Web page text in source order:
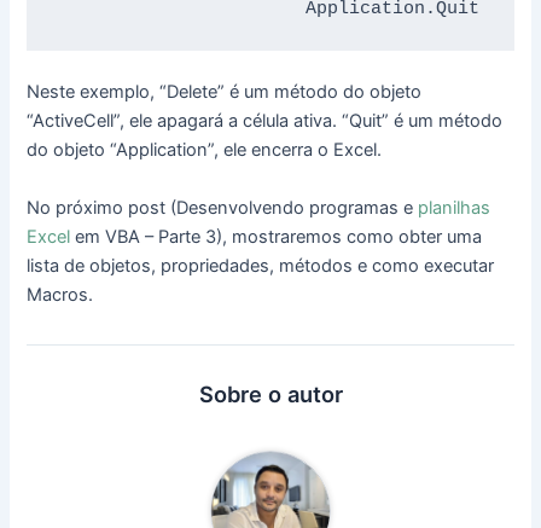
                       Application.Quit
Neste exemplo, “Delete” é um método do objeto
“ActiveCell”, ele apagará a célula ativa. “Quit” é um método
do objeto “Application”, ele encerra o Excel.
No próximo post (Desenvolvendo programas e planilhas
Excel em VBA – Parte 3), mostraremos como obter uma
lista de objetos, propriedades, métodos e como executar
Macros.
Sobre o autor